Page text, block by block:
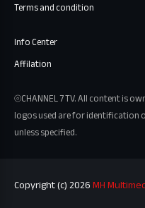
Terms and condition
Info Center
Affilation
⦾CHANNEL 7 TV. All content is
logos used are for identification
unless specified.
Copyright (c) 2026MH